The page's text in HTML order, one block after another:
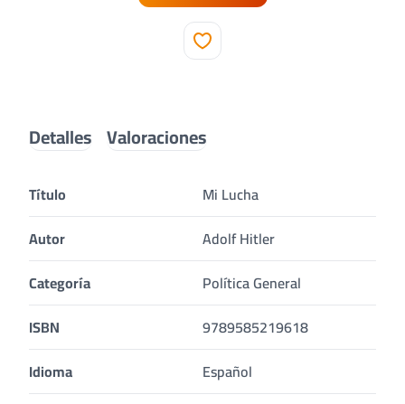
Detalles Valoraciones
Título
Mi Lucha
Autor
Adolf Hitler
Categoría
Política General
ISBN
9789585219618
Idioma
Español